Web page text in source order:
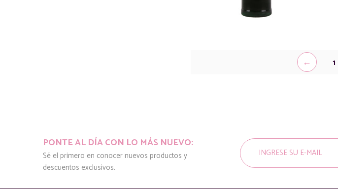
← 1
PONTE AL DÍA CON LO MÁS NUEVO:
Sé el primero en conocer nuevos productos y
descuentos exclusivos.